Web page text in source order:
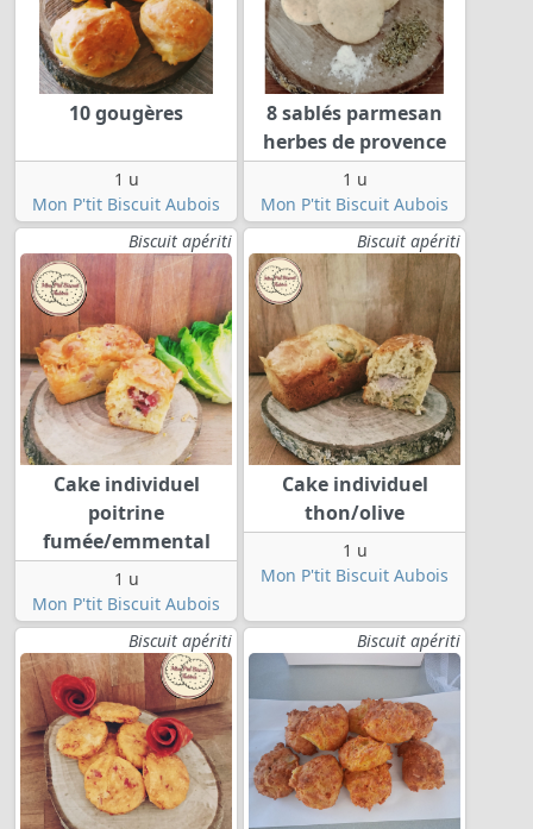
10 gougères
1 u
Mon P'tit Biscuit Aubois
8 sablés parmesan
herbes de provence
1 u
Mon P'tit Biscuit Aubois
Biscuit apériti
Cake individuel
poitrine
fumée/emmental
1 u
Mon P'tit Biscuit Aubois
Biscuit apériti
Cake individuel
thon/olive
1 u
Mon P'tit Biscuit Aubois
Biscuit apériti Biscuit apériti